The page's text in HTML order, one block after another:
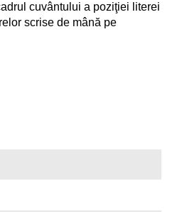
cuvântului a poziţiei literei
scrise de mână pe